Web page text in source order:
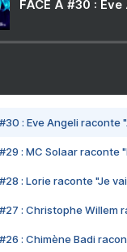
FACE A #30 :
#30 : Eve Angeli raconte
#29 : MC Solaar raconte
#28 : Lorie raconte "Je
#27 : Christophe Willem
#26 : Chimène Badi